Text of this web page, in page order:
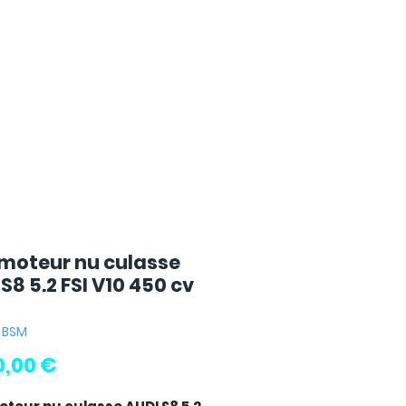
nu culasse
5.2 FSI V10 450 cv
€